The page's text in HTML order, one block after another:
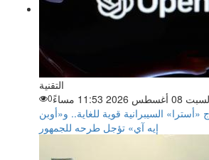
التقنية
08 أغسطس 2026 11:53 مساءً
0
السيبرانية قوية للغاية.. و«أوبن
إيه آي» تؤجل طرحه للجمهور